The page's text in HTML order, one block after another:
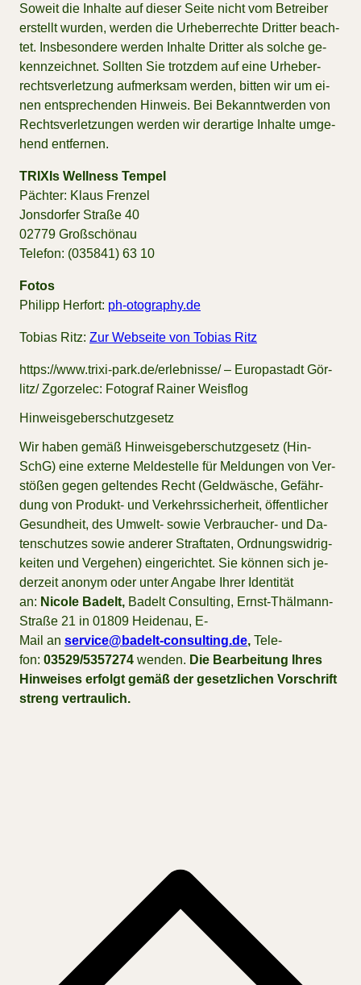
So­weit die In­hal­te auf die­ser Sei­te nicht vom Be­trei­ber
er­stellt wur­den, wer­den die Ur­he­ber­rech­te Drit­ter be­ach­
tet. Ins­be­son­de­re wer­den In­hal­te Drit­ter als sol­che ge­
kenn­zeich­net. Soll­ten Sie trotz­dem auf eine Ur­he­ber­
rechts­ver­let­zung auf­merk­sam wer­den, bit­ten wir um ei­
nen ent­spre­chen­den Hin­weis. Bei Be­kannt­wer­den von
Rechts­ver­let­zun­gen wer­den wir der­ar­ti­ge In­hal­te um­ge­
hend ent­fer­nen.
TRIXIs Wellness Tempel
Päch­ter: Klaus Fren­zel
Jons­dor­fer Stra­ße 40
02779 Groß­schö­nau
Te­le­fon: (035841) 63 10
Fotos
Phil­ipp Her­fort: ph-otography.de
To­bi­as Ritz: Zur Webseite von Tobias Ritz
https://​www.tri­xi-park.de/​er­leb­nis­se/ – Eu­ro­pa­stadt Gör­
litz/ Zgor­zelec: Fo­to­graf Rai­ner Weis­flog
Hin­weis­ge­ber­schutz­ge­setz
Wir ha­ben ge­mäß Hin­weis­ge­ber­schutz­ge­setz (Hin­
SchG) eine ex­ter­ne Mel­de­stel­le für Mel­dun­gen von Ver­
stö­ßen ge­gen gel­ten­des Recht (Geld­wä­sche, Ge­fähr­
dung von Pro­dukt- und Ver­kehrs­si­cher­heit, öf­fent­li­cher
Ge­sund­heit, des Um­welt- so­wie Ver­brau­cher- und Da­
ten­schut­zes so­wie an­de­rer Straf­ta­ten, Ord­nungs­wid­rig­
kei­ten und Ver­ge­hen) ein­ge­rich­tet. Sie kön­nen sich je­
der­zeit an­onym oder un­ter An­ga­be Ih­rer Iden­ti­tät
an: Nicole Badelt, Ba­delt Con­sul­ting, Ernst-Thäl­mann-
Stra­ße 21 in 01809 Hei­denau, E-
Mail an service@badelt-consulting.de, Te­le­
fon: 03529/5357274 wen­den. Die Bearbeitung Ihres
Hinweises erfolgt gemäß der gesetzlichen Vorschrift
streng vertraulich.